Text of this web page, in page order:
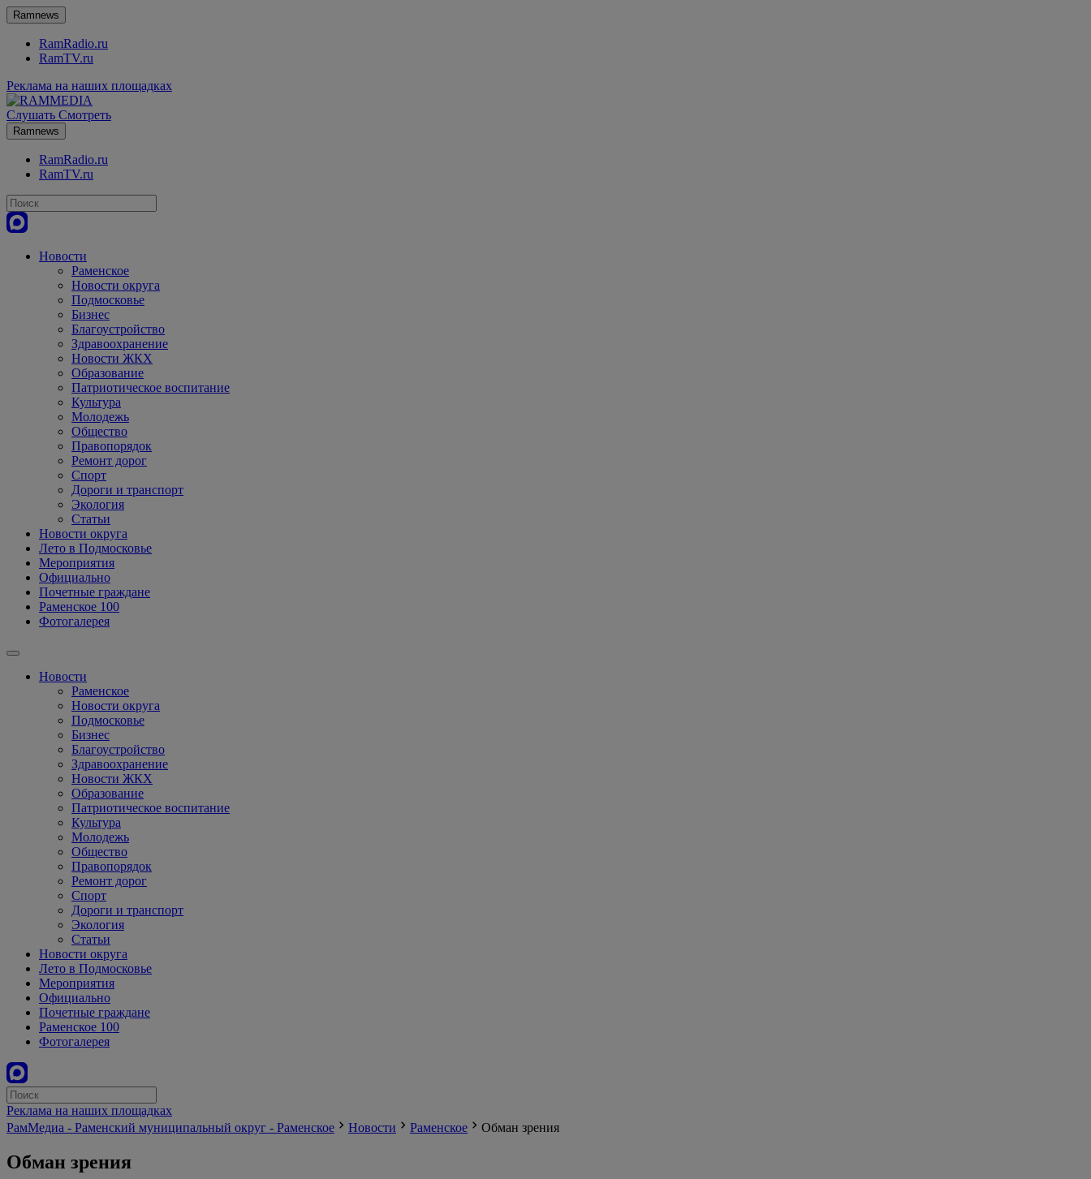
Ramnews
RamRadio.ru
RamTV.ru
Реклама на наших площадках
Слушать Смотреть
Ramnews
RamRadio.ru
RamTV.ru
Новости
Раменское
Новости округа
Подмосковье
Бизнес
Благоустройство
Здравоохранение
Новости ЖКХ
Образование
Патриотическое воспитание
Культура
Молодежь
Общество
Правопорядок
Ремонт дорог
Спорт
Дороги и транспорт
Экология
Статьи
Новости округа
Лето в Подмосковье
Мероприятия
Официально
Почетные граждане
Раменское 100
Фотогалерея
Новости
Раменское
Новости округа
Подмосковье
Бизнес
Благоустройство
Здравоохранение
Новости ЖКХ
Образование
Патриотическое воспитание
Культура
Молодежь
Общество
Правопорядок
Ремонт дорог
Спорт
Дороги и транспорт
Экология
Статьи
Новости округа
Лето в Подмосковье
Мероприятия
Официально
Почетные граждане
Раменское 100
Фотогалерея
Реклама на наших площадках
РамМедиа - Раменский муниципальный округ - Раменское
Новости Раменское Обман зрения
Обман зрения